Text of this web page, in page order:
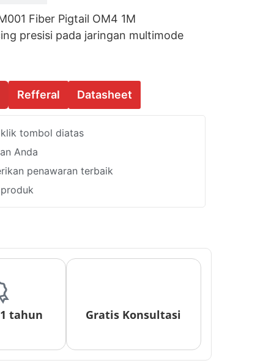
Fiber Pigtail OM4 1M
presisi pada jaringan multimode
Refferal Datasheet
tombol diatas
Anda
penawaran terbaik
tahun Gratis Konsultasi